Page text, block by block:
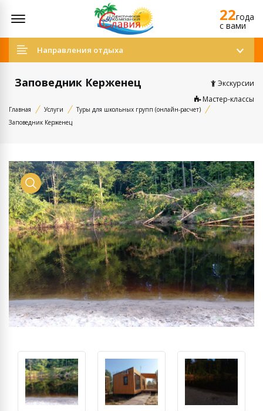
22года
c вами
Направления отдыха
Заповедник Керженец
Экскурсии
Мастер-классы
Главная Услуги
Туры для школьных групп (онлайн-расчет)
Заповедник Керженец
Показать